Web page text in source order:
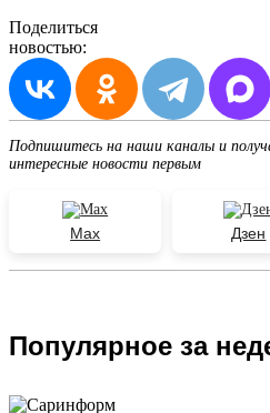
Поделиться
новостью:
Подпишитесь на наши каналы и
интересные новости первым
Max Дзен
Популярное за